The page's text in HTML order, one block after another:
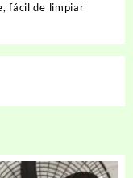
fácil de limpiar